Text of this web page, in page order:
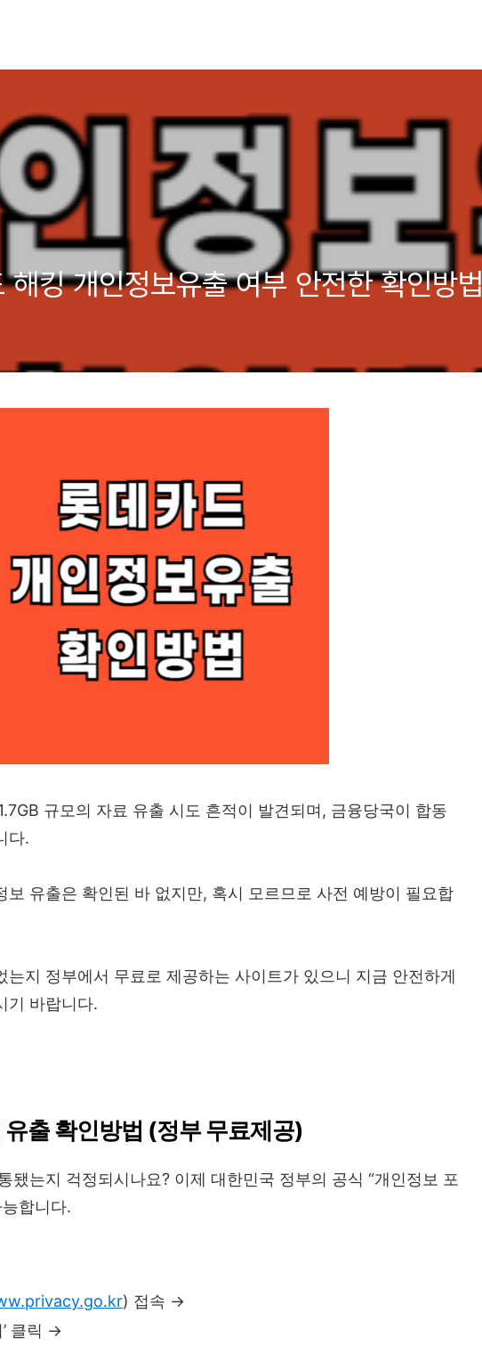
킹 개인정보유출 여부 안전한 확인방법
규모의 자료 유출 시도 흔적이 발견되며, 금융당국이 합동
다.
보 유출은 확인된 바 없지만, 혹시 모르므로 사전 예방이 필요합
는지 정부에서 무료로 제공하는 사이트가 있으니 지금 안전하게
기 바랍니다.
유출 확인방법 (정부 무료제공)
됐는지 걱정되시나요? 이제 대한민국 정부의 공식 “개인정보 포
합니다.
) 접속 →
’ 클릭 →